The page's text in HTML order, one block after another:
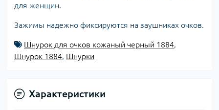
для женщин.
Зажимы надежно фиксируются на заушниках очков.
Шнурок для очков кожаный черный 1884
Шнурок 1884 Шнурки
Характеристики